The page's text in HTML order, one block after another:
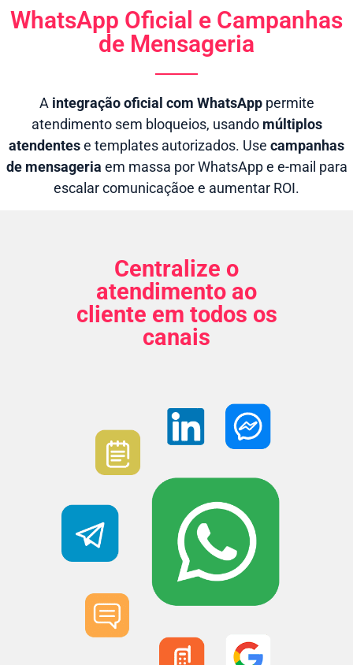
WhatsApp Oficial e Campanhas
de Mensageria
A integração oficial com WhatsApppermite
atendimento sem bloqueios, usandomúltiplos
atendentese templates autorizados. Use campanhas
de mensageria em massa por WhatsApp e e-mail para
escalar comunicaçãoe e aumentar ROI.
Centralize o
atendimento ao
cliente em todos os
canais